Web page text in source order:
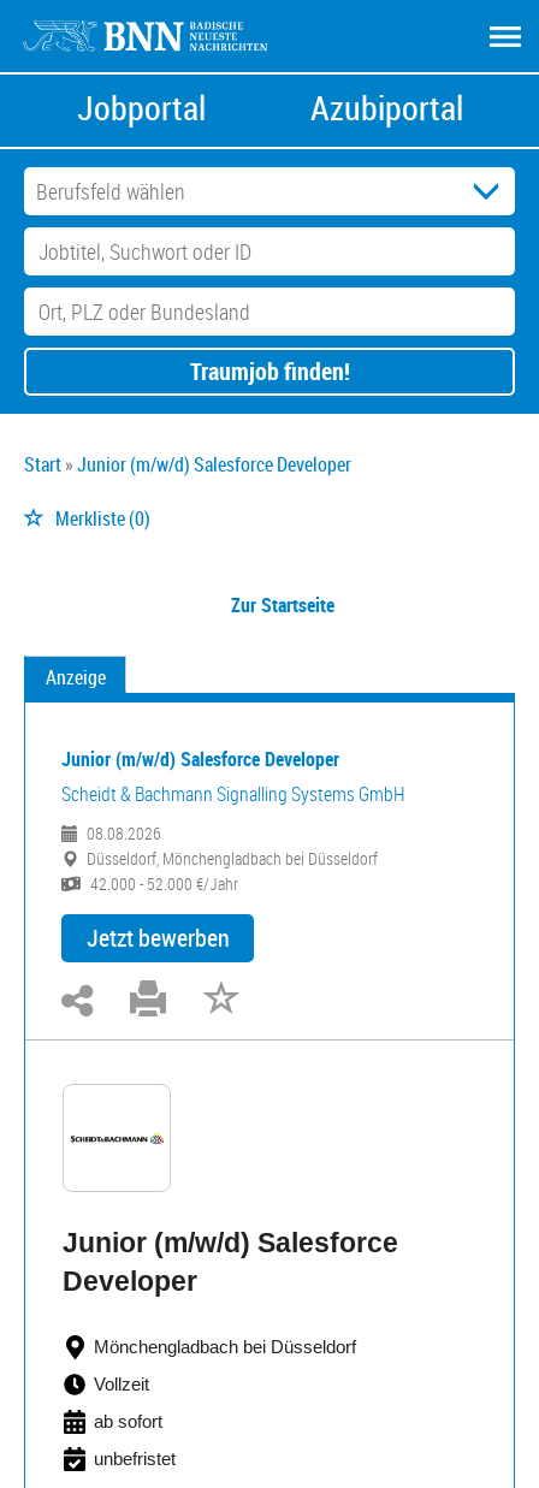
Jobportal Azubiportal
Traumjob finden!
Start Junior (m/w/d) Salesforce Developer
Merkliste(0)
Zur Startseite
Anzeige
Junior (m/w/d) Salesforce Developer
Scheidt & Bachmann Signalling Systems GmbH
08.08.2026
Düsseldorf, Mönchengladbach bei Düsseldorf
42.000 - 52.000 €/Jahr
Jetzt bewerben